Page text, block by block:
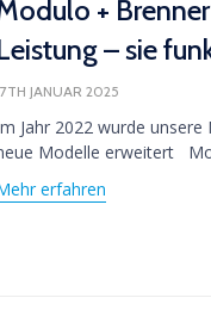
+
– sie
JANUAR 2025
Jahr 2022 wurde
Modelle erweitert
erfahren